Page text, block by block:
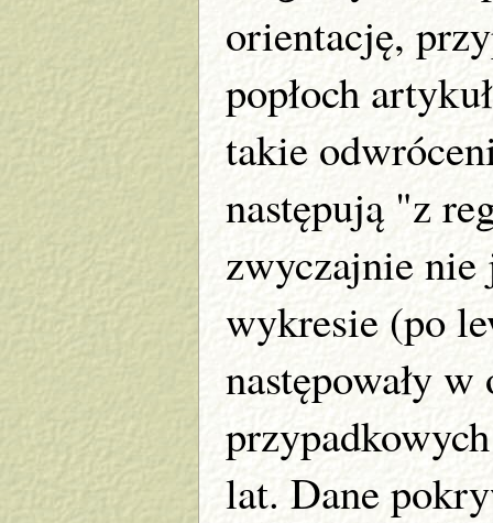
orientację,
popłoch
takie
następują "z
zwyczajnie nie
wykresie (po
następowały
lat. Dane